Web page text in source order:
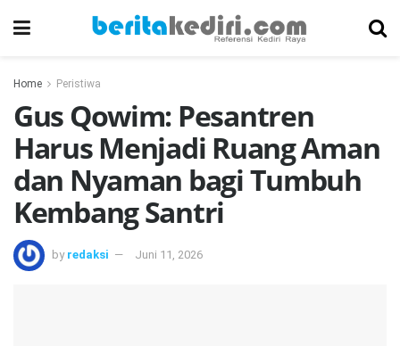
Home Peristiwa
Gus Qowim: Pesantren
Harus Menjadi Ruang Aman
dan Nyaman bagi Tumbuh
Kembang Santri
by redaksi Juni 11, 2026